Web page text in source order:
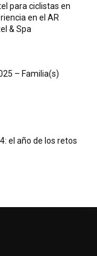
para ciclistas en
en el AR
& Spa
– Familia(s)
el año de los retos